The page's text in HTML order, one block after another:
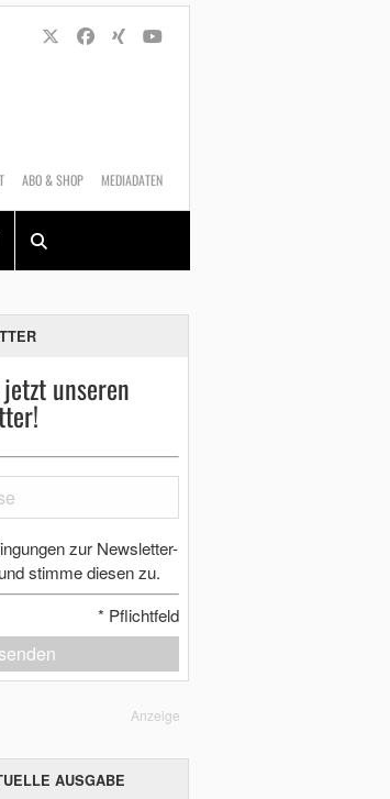
ABO & SHOP MEDIADATEN
unseren
zur Newsletter-
stimme diesen zu.
* Pflichtfeld
Anzeige
AUSGABE